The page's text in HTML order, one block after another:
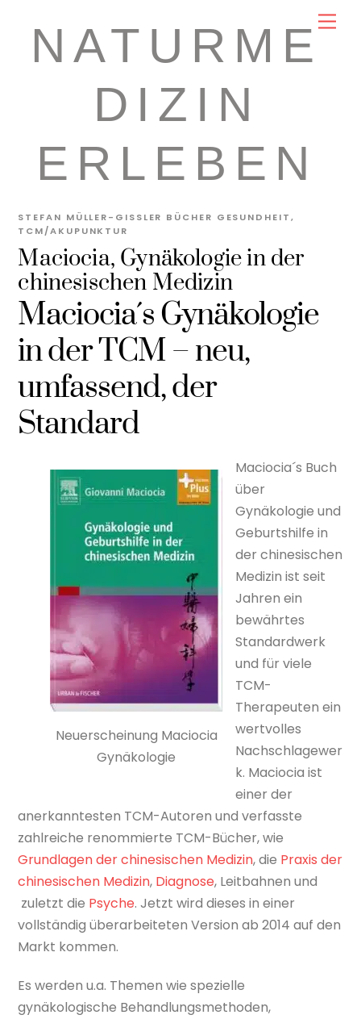
contentNATURME
DIZIN
ERLEBEN
Maciocia, Gynäkologie in der
chinesischen Medizin
STEFAN MÜLLER-GISSLER BÜCHER GESUNDHEIT,
TCM/AKUPUNKTUR
Maciocia´s Gynäkologie
in der TCM – neu,
umfassend, der
Standard
Neuerscheinung Maciocia
Gynäkologie
Maciocia´s Buch
über
Gynäkologie und
Geburtshilfe in
der chinesischen
Medizin ist seit
Jahren ein
bewährtes
Standardwerk
und für viele
TCM-
Therapeuten ein
wertvolles
Nachschlagewer
k. Maciocia ist
einer der
anerkanntesten TCM-Autoren und verfasste
zahlreiche renommierte TCM-Bücher, wie
Grundlagen der chinesischen Medizin, die Praxis der
chinesischen Medizin, Diagnose, Leitbahnen und
zuletzt die Psyche. Jetzt wird dieses in einer
vollständig überarbeiteten Version ab 2014 auf den
Markt kommen.
Es werden u.a. Themen wie spezielle
gynäkologische Behandlungsmethoden,